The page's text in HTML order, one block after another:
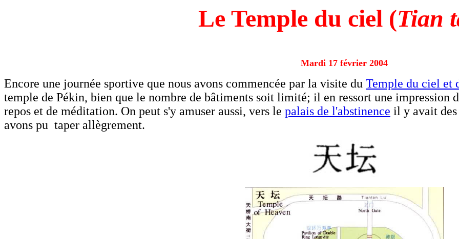
Le Temple du ciel (Tian
Mardi 17 février 2004
Encore une journée sportive que nous avons commencée par la visite du Temple du ciel et
temple de Pékin, bien que le nombre de bâtiments soit limité; il en ressort une impression
repos et de méditation. On peut s'y amuser aussi, vers le palais de l'abstinence il y avait des
avons pu taper allègrement.